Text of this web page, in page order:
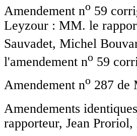
Amendement no 59
Leyzour : MM. le
Sauvadet, Michel
l'amendement no 59
Amendement no 287 de
Amendements
rapporteur, Jean